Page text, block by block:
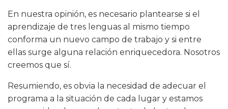
En nuestra opinión, es necesario plantearse si el
aprendizaje de tres lenguas al mismo tiempo
conforma un nuevo campo de trabajo y si entre
ellas surge alguna relación enriquecedora. Nosotros
creemos que sí.
Resumiendo, es obvia la necesidad de adecuar el
programa a la situación de cada lugar y estamos